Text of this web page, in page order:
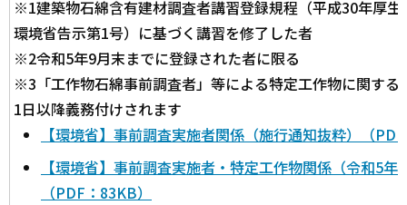
※1建築物石綿含有建材調査者講習登録規程（平成30年厚
環境省告示第1号）に基づく講習を修了した者
※2令和5年9月末までに登録された者に限る
※3「工作物石綿事前調査者」等による特定工作物に関する
1日以降義務付けされます
【環境省】事前調査実施者関係（施行通知抜粋）（
【環境省】事前調査実施者・特定工作物関係（令和5
（PDF：83KB）